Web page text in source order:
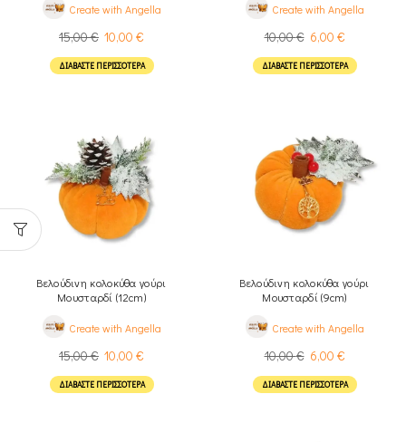
Create with Angella
15,00€ 10,00 €
ΔΙΑΒΆΣΤΕ ΠΕΡΙΣΣΌΤΕΡΑ
Create with Angella
10,00€ 6,00 €
ΔΙΑΒΆΣΤΕ ΠΕΡΙΣΣΌΤΕΡΑ
Βελούδινη κολοκύθα γούρι
Μουσταρδί (12cm)
Create with Angella
15,00€ 10,00 €
ΔΙΑΒΆΣΤΕ ΠΕΡΙΣΣΌΤΕΡΑ
Βελούδινη κολοκύθα γούρι
Μουσταρδί (9cm)
Create with Angella
10,00€ 6,00 €
ΔΙΑΒΆΣΤΕ ΠΕΡΙΣΣΌΤΕΡΑ